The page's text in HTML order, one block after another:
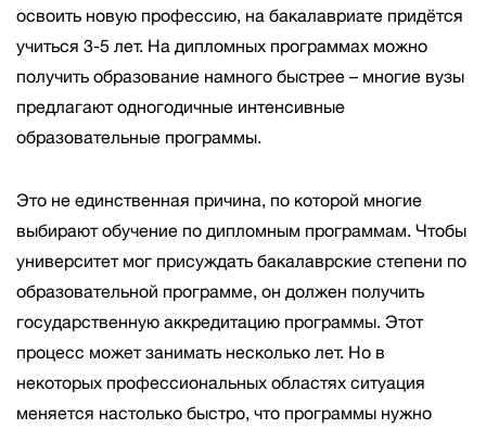
освоить новую профессию, на бакалавриате придётся
учиться 3-5 лет. На дипломных программах можно
получить образование намного быстрее – многие вузы
предлагают одногодичные интенсивные
образовательные программы.
Это не единственная причина, по которой многие
выбирают обучение по дипломным программам. Чтобы
университет мог присуждать бакалаврские степени по
образовательной программе, он должен получить
государственную аккредитацию программы. Этот
процесс может занимать несколько лет. Но в
некоторых профессиональных областях ситуация
меняется настолько быстро, что программы нужно